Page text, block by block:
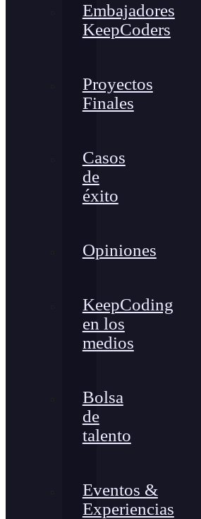
Embajadores
KeepCoders
Proyectos
Finales
Casos
de
éxito
Opiniones
KeepCoding
en los
medios
Bolsa
de
talento
Eventos &
Experiencias